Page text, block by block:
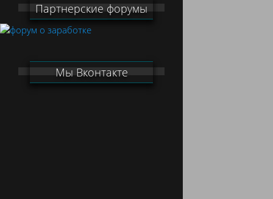
Партнерские форумы
Мы Вконтакте